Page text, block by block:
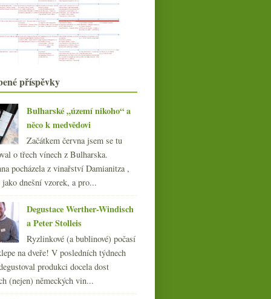
Mělnický košt s nebývalým zájmem
Vinselekt Michlovský – „vyrobeno
pro Spar“
Rukodělné Grand Cru,
extravagantní vinné lístky a ...
Bezva mladé staré keře
Jabčáky – cider, cyder, cidre i sidra
Saské pochutnání – zastavení
„tradiční“
Hádanka – ve které vinařské oblasti
jsme?
Bulharské „území nikoho“ a něco k
medvědovi
Jihofrancouzské kamínky znovu a
jinak
Výsledky ankety „Nejčastěji
používám otvírák“
Mimo apelace aneb Edizione Cinque
Autoctoni
Bylinky ve víně
července (15)
června(23)
května(23)
příspěvky
Bulharské „území nikoho“ a
něco k medvědovi
Začátkem června jsem se tu
o třech vínech z Bulharska.
pocházela z vinařství Damianitza ,
jako dnešní vzorek, a pro...
Degustace Werther-Windisch
a Peter Stolleis
Ryzlinkové (a bublinové) počasí
na dveře! V posledních týdnech
produkci docela dost
(nejen) německých vin...